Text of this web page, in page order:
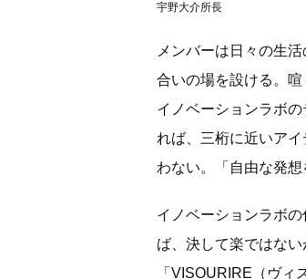
宇野大介所長
メンバーは日々の生
合いの場を設ける。
イノベーションラボ
れば、三桁に近いア
わない。「自由な発
イノベーションラボ
ば、決して楽ではな
「VISOURIRE（ヴ